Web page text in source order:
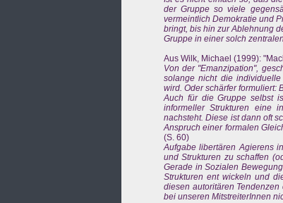
der Gruppe so viele
vermeintlich Demokratie und
bringt, bis hin zur Ablehnung
Gruppe in einer solch
Aus Wilk, Michael (1999):
Von der "Emanzipation",
solange nicht die
wird. Oder schärfer formuliert:
Auch für die Gruppe selbst
informeller Strukturen eine
nachsteht. Diese ist dann oft
Anspruch einer formalen
(S. 60)
Aufgabe libertären Agierens
und Strukturen zu schaffen
Gerade in Sozialen
Strukturen ent wickeln und
diesen autoritären
bei unseren MitstreiterInnen